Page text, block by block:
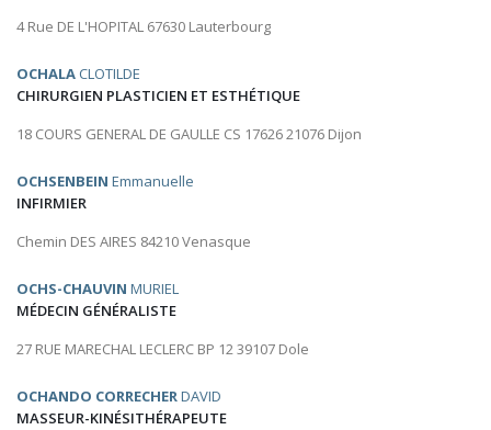
4 Rue DE L'HOPITAL 67630 Lauterbourg
OCHALA CLOTILDE
CHIRURGIEN PLASTICIEN ET ESTHÉTIQUE
18 COURS GENERAL DE GAULLE CS 17626 21076 Dijon
OCHSENBEIN Emmanuelle
INFIRMIER
Chemin DES AIRES 84210 Venasque
OCHS-CHAUVIN MURIEL
MÉDECIN GÉNÉRALISTE
27 RUE MARECHAL LECLERC BP 12 39107 Dole
OCHANDO CORRECHERDAVID
MASSEUR-KINÉSITHÉRAPEUTE